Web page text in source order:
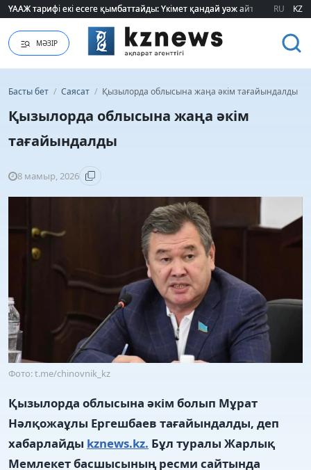
ҮААЖ тарифі екі есеге қымбаттайды: Үкімет қандай уәж айтады?
ҮААЖ тарифі екі есеге қымбаттайды: Үкімет қандай уәж айтады? RU KZ
МӘЗІР
Басты бет / Саясат / Қызылорда облысына жаңа әкім тағайындалды
Қызылорда облысына жаңа әкім
тағайындалды
8 мамыр, 2026
Фото: t.me/chinovnik_kz
Қызылорда облысына әкім болып Мұрат
Нәлқожаұлы Ергешбаев тағайындалды, деп
хабарлайды kznews.kz. Бұл туралы Жарлық
Мемлекет басшысының ресми сайтында